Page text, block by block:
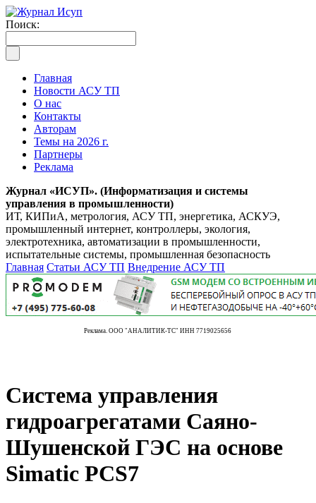
Поиск:
Главная
Новости АСУ ТП
О нас
Контакты
Авторам
Темы на 2026 г.
Партнеры
Реклама
Журнал «ИСУП». (Информатизация и системы
управления в промышленности)
ИТ, КИПиА, метрология, АСУ ТП, энергетика, АСКУЭ,
промышленный интернет, контроллеры, экология,
электротехника, автоматизации в промышленности,
испытательные системы, промышленная безопасность
Главная Статьи АСУ ТП Внедрение АСУ ТП
Реклама. ООО "АНАЛИТИК-ТС" ИНН 7719025656
Система управления
гидроагрегатами Саяно-
Шушенской ГЭС на основе
Simatic PCS7